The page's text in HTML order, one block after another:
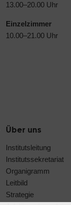
13.00–20.00 Uhr
Einzelzimmer
10.00–21.00 Uhr
Über uns
Institutsleitung
Institutssekretariat
Organigramm
Leitbild
Strategie